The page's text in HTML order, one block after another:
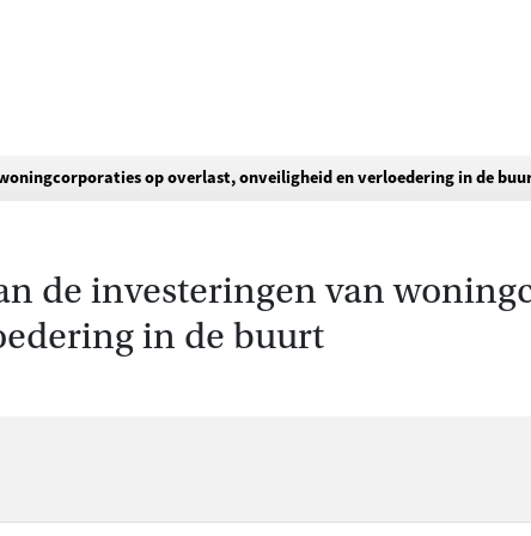
op overlast, onveiligheid en verloedering in de
de investeringen van
in de buurt